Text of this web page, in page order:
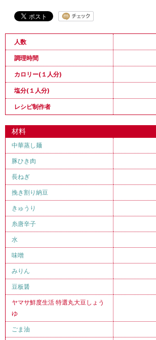
人数
調理時間
カロリー(１人分)
塩分(１人分)
レシピ制作者
材料
中華蒸し麺
豚ひき肉
長ねぎ
挽き割り納豆
きゅうり
糸唐辛子
水
味噌
みりん
豆板醤
ヤマサ鮮度生活 特選丸大豆しょう
ゆ
ごま油